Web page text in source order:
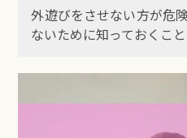
外遊びをさせない方が危
ないために知っておくこと